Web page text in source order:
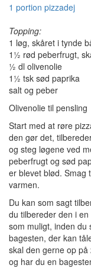
1 portion pizzadej
Topping:
1 løg, skåret i tynde
1½ rød peberfrugt,
½ dl olivenolie
1½ tsk sød paprika
salt og peber
Olivenolie til pensling
Start med at røre
den gør det,
og steg løgene ved
peberfrugt og sød
er blevet blød. Smag
varmen.
Du kan som sagt
du tilbereder den i
som muligt, inden
bagesten, der kan
skal den gerne op
og har du en